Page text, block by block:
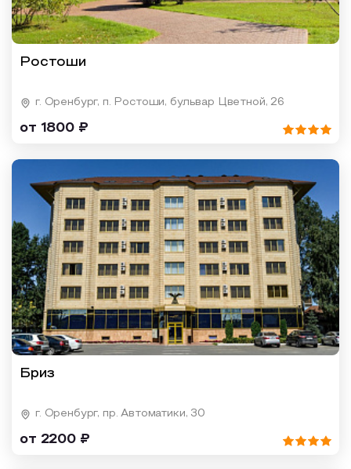
Ростоши
г. Оренбург, п. Ростоши, бульвар Цветной, 26
от 1800 ₽
Бриз
г. Оренбург, пр. Автоматики, 30
от 2200 ₽